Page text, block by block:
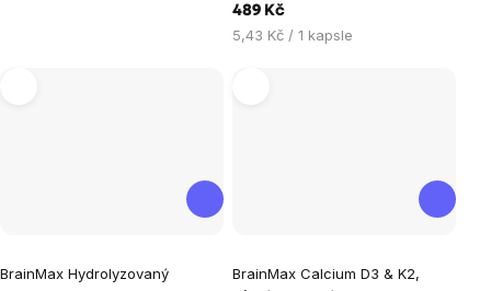
489 Kč
Měrná
5,43 Kč / 1 kapsle
BrainMax Hydrolyzovaný
hodnocení
BrainMax Calcium D3 & K2,
hodnocení